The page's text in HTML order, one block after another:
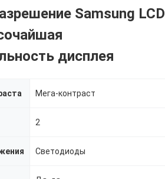
Samsung LCD
дисплея
Мега-контраст
2
Светодиоды